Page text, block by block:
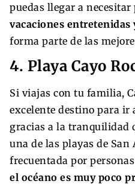
puedas llegar a necesitar
vacaciones entretenidas
forma parte de las
4. Playa Cayo
Si viajas con tu familia,
excelente destino para ir
gracias a la tranquilidad
una de las playas de
frecuentada por
el océano es muy poco